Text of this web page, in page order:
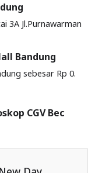
3A Jl.Purnawarman
Bandung
sebesar Rp 0.
CGV Bec